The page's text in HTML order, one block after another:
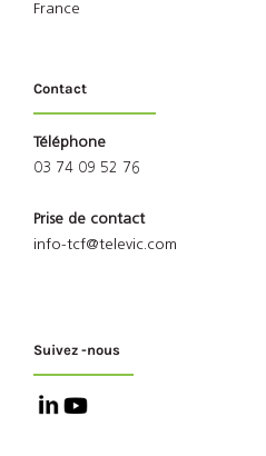
France
Contact
Téléphone
03 74 09 52 76
Prise de contact
info-tcf@televic.com
Suivez -nous